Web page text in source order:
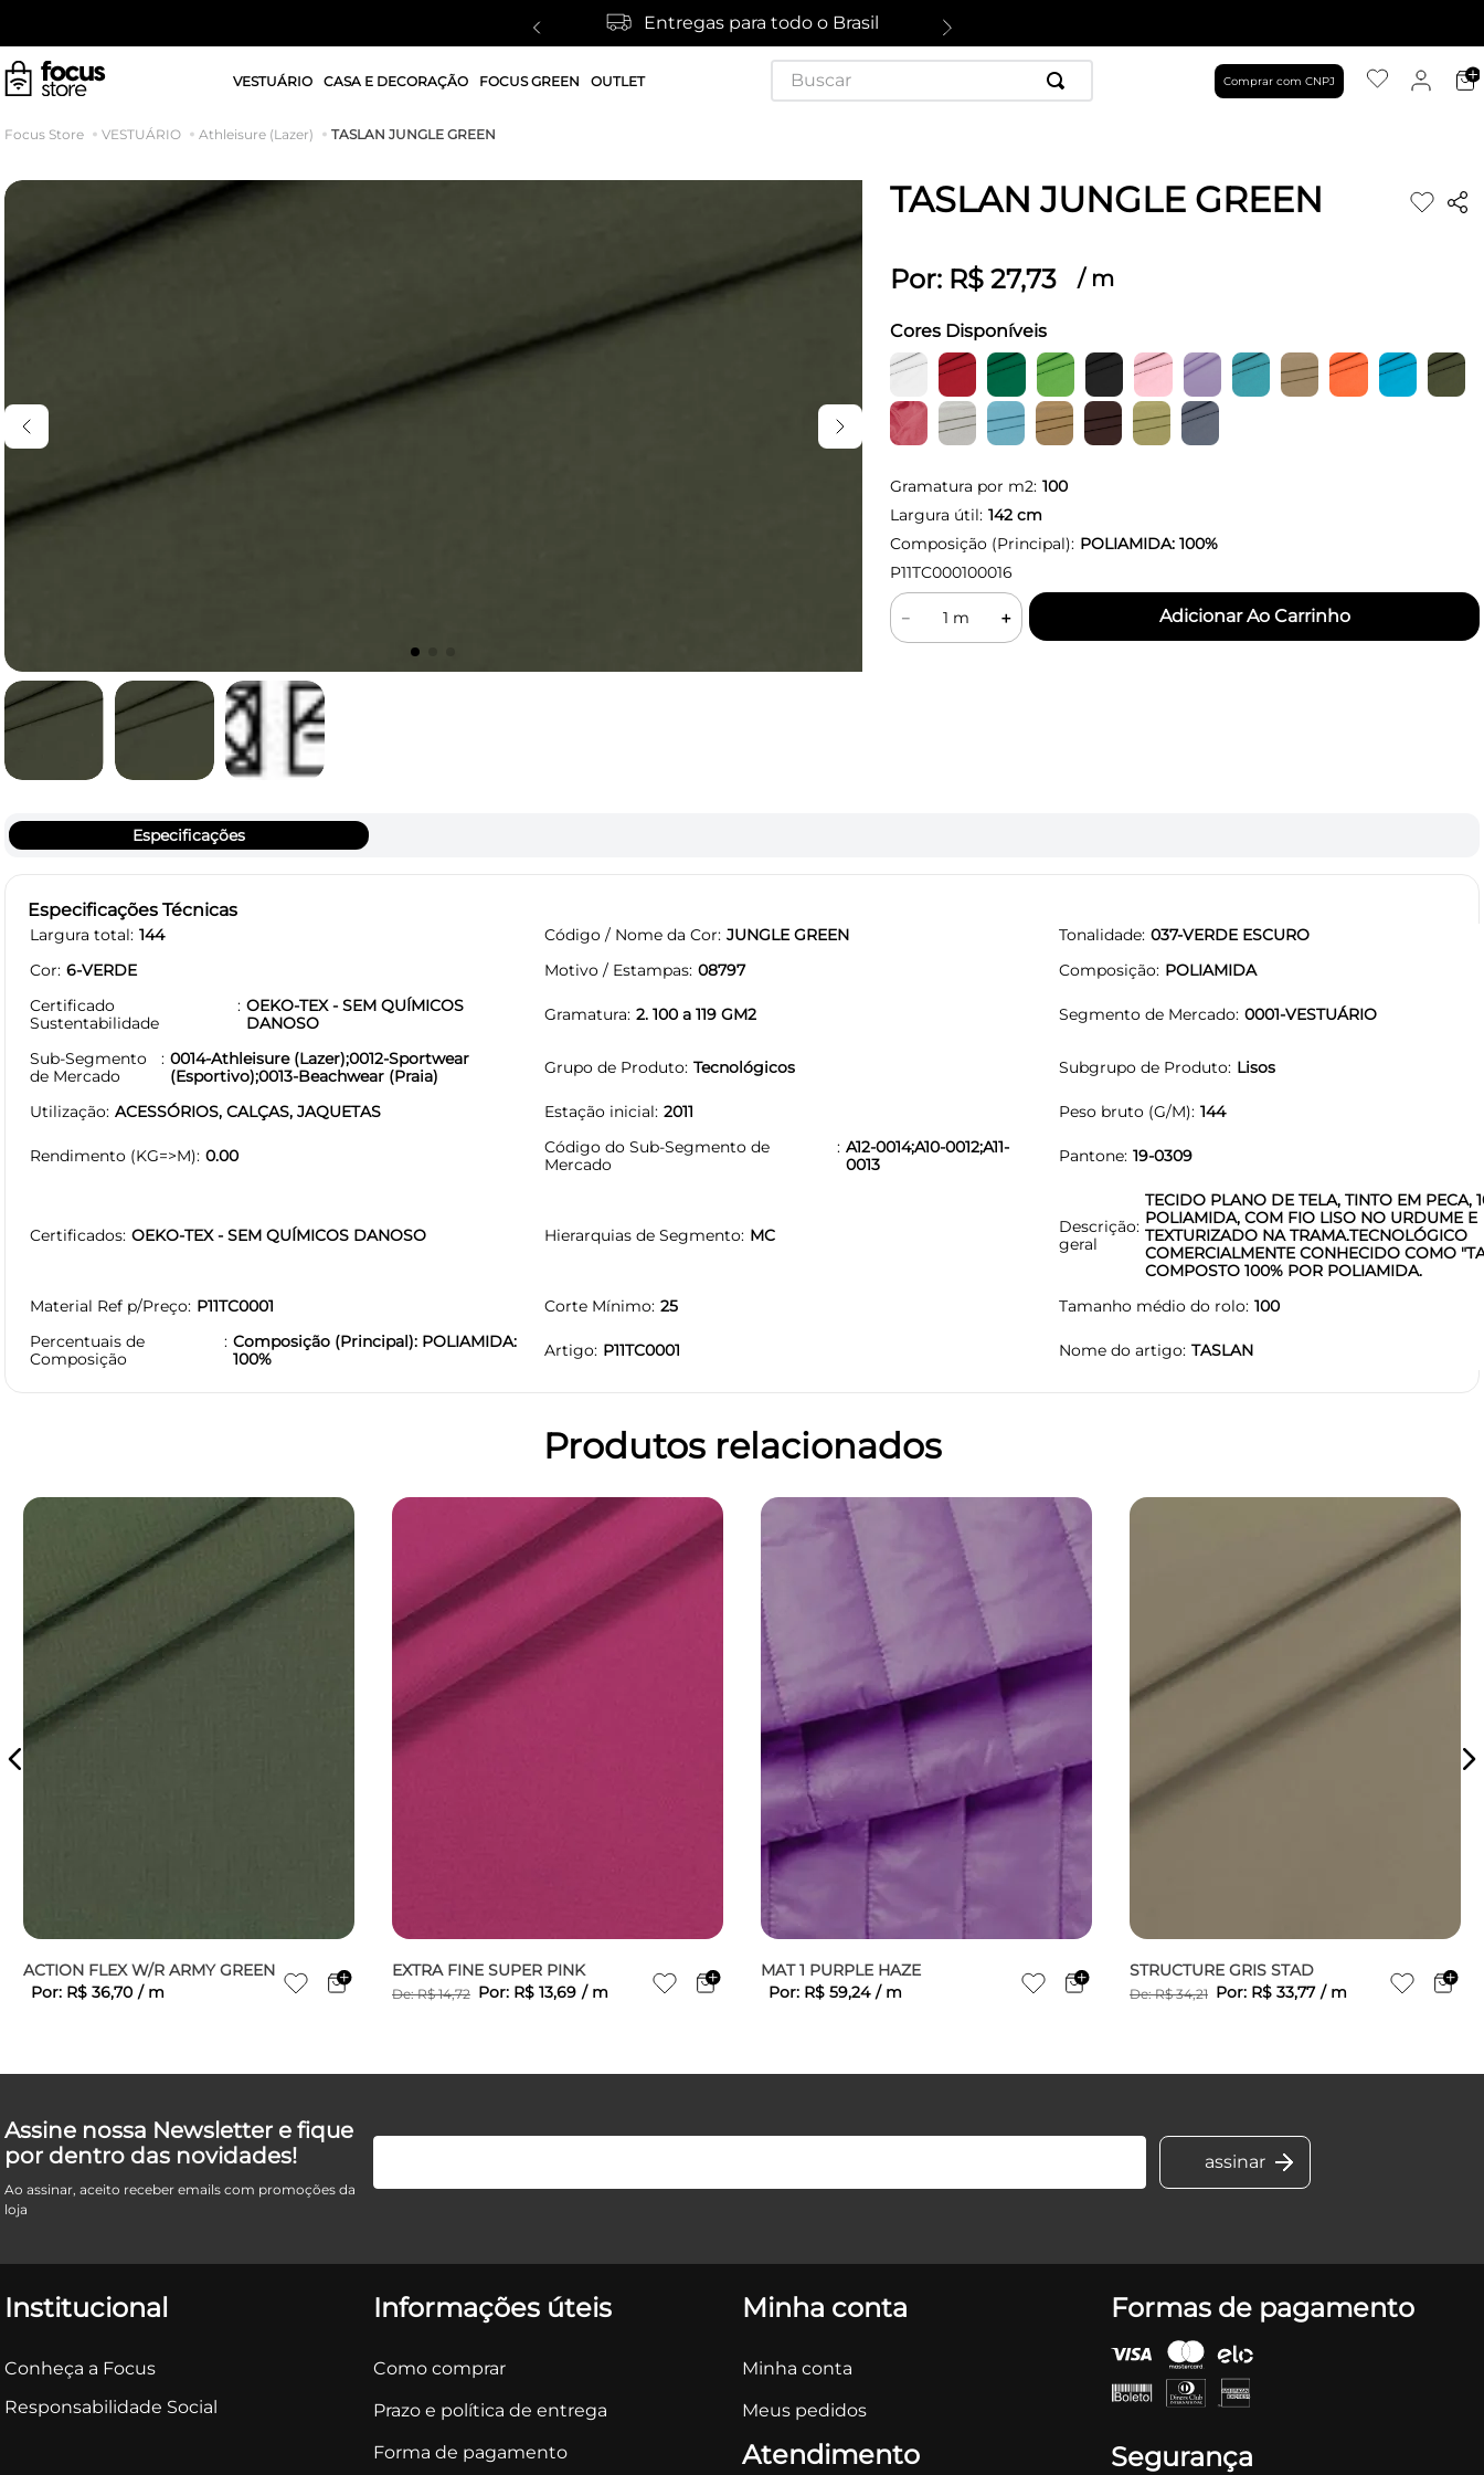
Entregas para todo o Brasil
VESTUÁRIO CASA E DECORAÇÃO FOCUS GREEN OUTLET
Buscar
Comprar com CNPJ
VESTUÁRIO Athleisure (Lazer) TASLAN JUNGLE GREEN
TASLAN JUNGLE GREEN
Por: R$ 27,73 / m
Cores Disponíveis
Gramatura por m2: 100
Largura útil: 142cm
Composição (Principal): POLIAMIDA: 100%
P11TC000100016
＋
－
Especificações
Especificações Técnicas
Largura total 144 Código / Nome da Cor JUNGLE GREEN Tonalidade 037-VERDE ESCURO
Cor 6-VERDE Motivo / Estampas 08797 Composição POLIAMIDA
Certificado
Sustentabilidade
OEKO-TEX - SEM QUÍMICOS
DANOSO
Gramatura 2. 100 a 119 GM2 Segmento de Mercado 0001-VESTUÁRIO
Sub-Segmento
de Mercado
0014-Athleisure (Lazer);0012-Sportwear
(Esportivo);0013-Beachwear (Praia)
Grupo de Produto Tecnológicos Subgrupo de Produto Lisos
Utilização ACESSÓRIOS, CALÇAS, JAQUETAS Estação inicial 2011 Peso bruto (G/M) 144
Rendimento (KG=>M) 0.00
Código do Sub-Segmento de
Mercado
A12-0014;A10-0012;A11-
0013
Pantone 19-0309
Certificados OEKO-TEX - SEM QUÍMICOS DANOSO Hierarquias de Segmento MC
Descrição
geral
TECIDO PLANO DE TELA, TINTO EM PECA,
POLIAMIDA, COM FIO LISO NO URDUME E
TEXTURIZADO NA TRAMA.TECNOLÓGICO
COMERCIALMENTE CONHECIDO COMO
COMPOSTO 100% POR POLIAMIDA.
Material Ref p/Preço P11TC0001 Corte Mínimo 25 Tamanho médio do rolo 100
Percentuais de
Composição
Composição (Principal): POLIAMIDA:
100%
Artigo P11TC0001 Nome do artigo TASLAN
Produtos relacionados
ACTION FLEX W/R ARMY GREEN
Por: R$ 36,70 / m
EXTRA FINE SUPER PINK
De:R$ 14,72 Por: R$ 13,69 / m
MAT 1 PURPLE HAZE
Por: R$ 59,24 / m
STRUCTURE GRIS STAD
De:R$ 34,21 Por: R$ 33,77 / m
Assine nossa Newsletter e fique
por dentro das novidades!
Ao assinar, aceito receber emails com promoções da
loja
Institucional
Conheça a Focus
Responsabilidade Social
Informações úteis
Como comprar
Prazo e política de entrega
Forma de pagamento
Minha conta
Minha conta
Meus pedidos
Atendimento
Formas de pagamento
Segurança